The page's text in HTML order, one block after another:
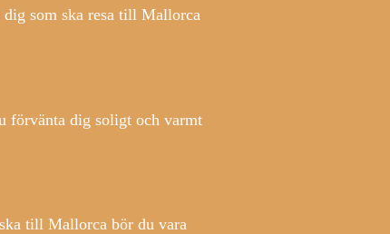
som ska resa till Mallorca
förvänta dig soligt och varmt
till Mallorca bör du vara